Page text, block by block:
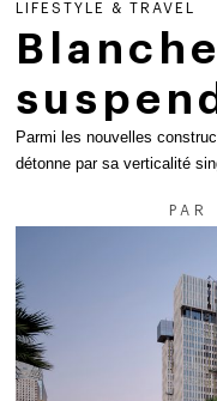
LIFESTYLE & TRAVEL
Parmi les nouvelles
détonne par sa verticalité
PAR